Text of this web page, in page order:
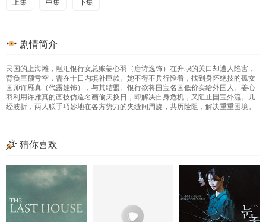
上集 中集 下集
剧情简介
民国的上海滩，融汇银行女总账姜心羽（唐诗逸饰）在升职的关口却遭人陷害，
背负巨额亏空，需在十日内填补巨款。她不得不兵行险着，找到身怀绝技的孤女
画师许雁真（代露娃饰），与其结盟。银行欲将国宝名画低价卖给外国人。姜心
羽利用许雁真的画技仿造名画偷天换日，即解决自身危机，又阻止国宝外流。几
经波折，两人联手巧妙地在各方势力的夹缝间周旋，共历险阻，解决重重困境。
猜你喜欢